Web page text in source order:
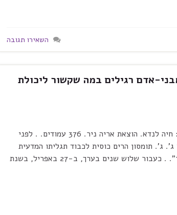
השאירו תגובה
אדם רגילים במה שקשור ליכולת
. הפיזיקה של העתיד. מיצ'יו קאקו. תרגום: אורי שגיא. עורכת: חיה לנדא. הוצאת אריה ניר. 376 עמודים. . לפני
ג'. ג'. תומסון הרים כוסית לכבוד תגליתו המדעית
החדשה, אותה כינה "האלקטרון חסר התועלת, שלא יצלח לדבר". . כעבור שלוש שנים בערך, ב-27 באפריל, בשנת